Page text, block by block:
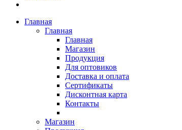
Главная
Главная
Главная
Магазин
Продукция
Для оптовиков
Доставка и оплата
Сертификаты
Дисконтная карта
Контакты
Магазин